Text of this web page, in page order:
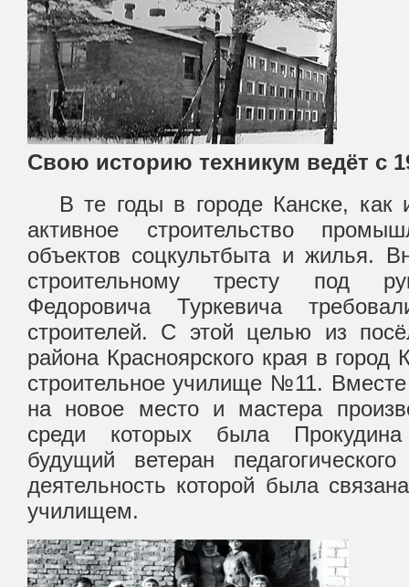
Свою историю техникум ведёт с
В те годы в городе Канске, как
активное строительство
объектов соцкультбыта и жилья.
строительному тресту под
Федоровича Туркевича
строителей. С этой целью из
района Красноярского края в город
строительное училище №11.
на новое место и мастера
среди которых была
будущий ветеран
деятельность которой была
училищем.